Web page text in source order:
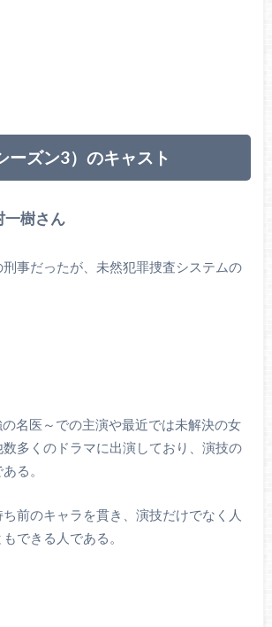
ーズン3）のキャスト
一樹さん
事だったが、未然犯罪捜査システムの
名医～での主演や最近では未解決の女
多くのドラマに出演しており、演技の
る。
前のキャラを貫き、演技だけでなく人
できる人である。